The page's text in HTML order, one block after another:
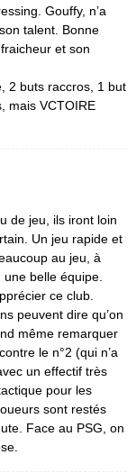
Gouffy, n’a
talent. Bonne
et son
2 buts raccros, 1 but
mais VCTOIRE
de jeu, ils iront loin
Un jeu rapide et
au jeu, à
belle équipe.
ce club.
peuvent dire qu’on
même remarquer
le n°2 (qui n’a
un effectif très
pour les
sont restés
Face au PSG, on